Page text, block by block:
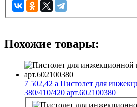
Похожие товары:
7 502,42 a Пистолет для
380/410/420 арт.602100380